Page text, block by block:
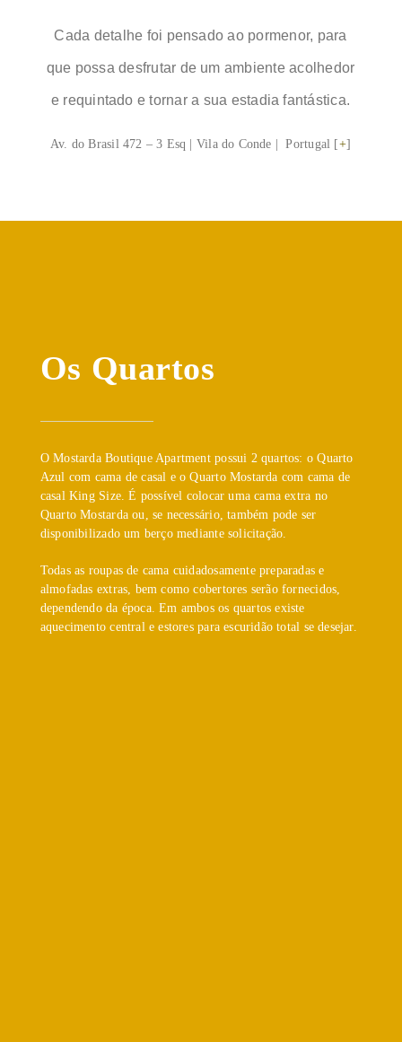
Cada detalhe foi pensado ao pormenor, para
que possa desfrutar de um ambiente acolhedor
e requintado e tornar a sua estadia fantástica.
Av. do Brasil 472 – 3 Esq | Vila do Conde | Portugal [+]
Os Quartos
O Mostarda Boutique Apartment possui 2 quartos: o Quarto
Azul com cama de casal e o Quarto Mostarda com cama de
casal King Size. É possível colocar uma cama extra no
Quarto Mostarda ou, se necessário, também pode ser
disponibilizado um berço mediante solicitação.
Todas as roupas de cama cuidadosamente preparadas e
almofadas extras, bem como cobertores serão fornecidos,
dependendo da época. Em ambos os quartos existe
aquecimento central e estores para escuridão total se desejar.